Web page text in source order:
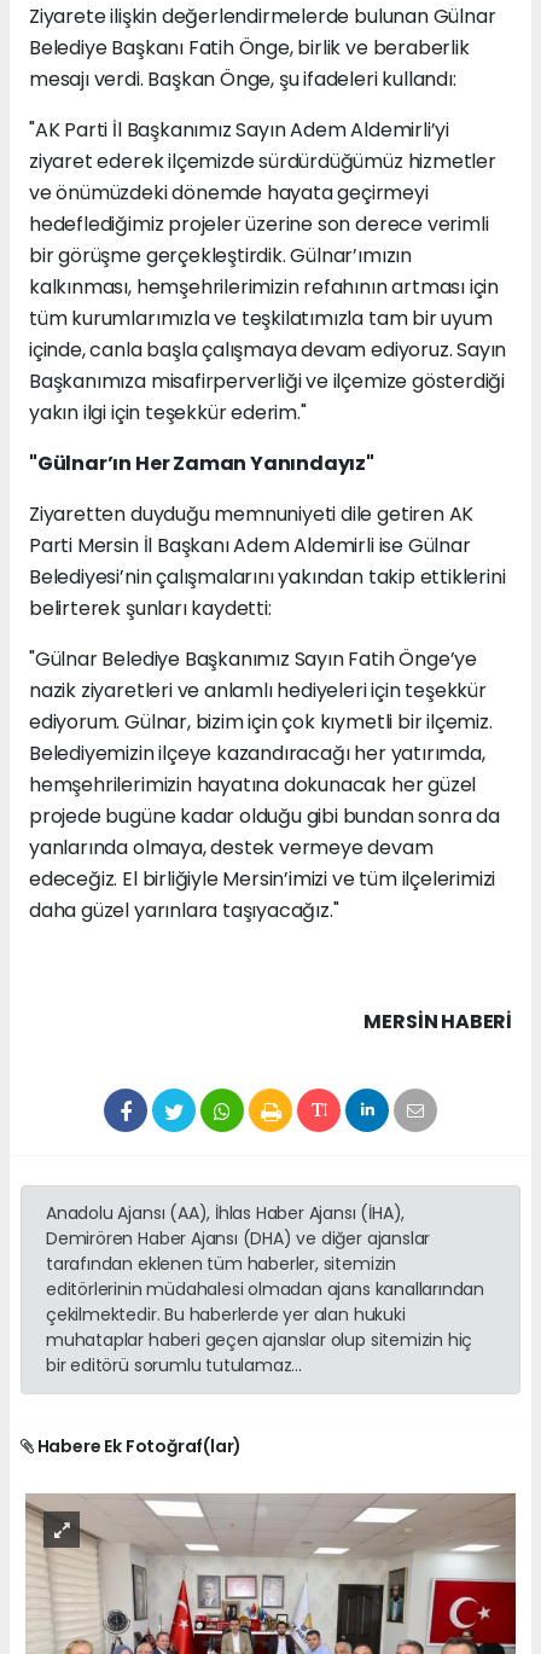
Ziyarete ilişkin değerlendirmelerde bulunan Gülnar
Belediye Başkanı Fatih Önge, birlik ve beraberlik
mesajı verdi. Başkan Önge, şu ifadeleri kullandı:
"AK Parti İl Başkanımız Sayın Adem Aldemirli’yi
ziyaret ederek ilçemizde sürdürdüğümüz hizmetler
ve önümüzdeki dönemde hayata geçirmeyi
hedeflediğimiz projeler üzerine son derece verimli
bir görüşme gerçekleştirdik. Gülnar’ımızın
kalkınması, hemşehrilerimizin refahının artması için
tüm kurumlarımızla ve teşkilatımızla tam bir uyum
içinde, canla başla çalışmaya devam ediyoruz. Sayın
Başkanımıza misafirperverliği ve ilçemize gösterdiği
yakın ilgi için teşekkür ederim."
"Gülnar’ın Her Zaman Yanındayız"
Ziyaretten duyduğu memnuniyeti dile getiren AK
Parti Mersin İl Başkanı Adem Aldemirli ise Gülnar
Belediyesi’nin çalışmalarını yakından takip ettiklerini
belirterek şunları kaydetti:
"Gülnar Belediye Başkanımız Sayın Fatih Önge’ye
nazik ziyaretleri ve anlamlı hediyeleri için teşekkür
ediyorum. Gülnar, bizim için çok kıymetli bir ilçemiz.
Belediyemizin ilçeye kazandıracağı her yatırımda,
hemşehrilerimizin hayatına dokunacak her güzel
projede bugüne kadar olduğu gibi bundan sonra da
yanlarında olmaya, destek vermeye devam
edeceğiz. El birliğiyle Mersin’imizi ve tüm ilçelerimizi
daha güzel yarınlara taşıyacağız."
MERSIN HABERİ
Anadolu Ajansı (AA), İhlas Haber Ajansı (İHA),
Demirören Haber Ajansı (DHA) ve diğer ajanslar
tarafından eklenen tüm haberler, sitemizin
editörlerinin müdahalesi olmadan ajans kanallarından
çekilmektedir. Bu haberlerde yer alan hukuki
muhataplar haberi geçen ajanslar olup sitemizin hiç
bir editörü sorumlu tutulamaz...
Habere Ek Fotoğraf(lar)